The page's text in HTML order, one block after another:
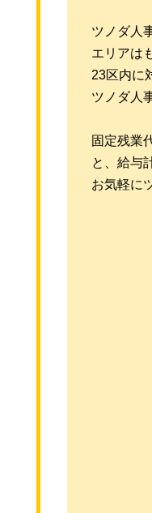
ツノダ人
エリアは
23区内に
ツノダ人
固定残業
と、給与
お気軽に